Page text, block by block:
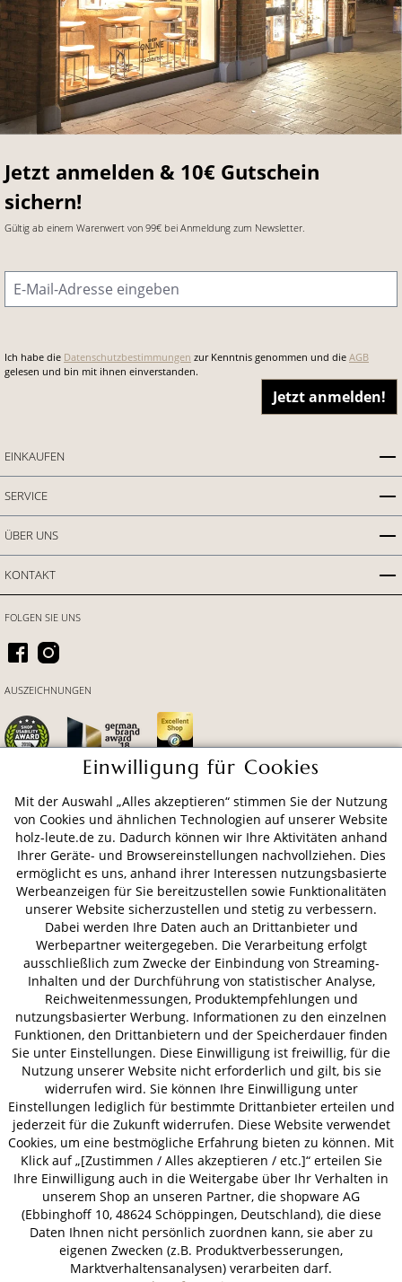
Jetzt anmelden & 10€ Gutschein
sichern!
Gültig ab einem Warenwert von 99€ bei Anmeldung zum Newsletter.
E-Mail-Adresse
Ich habe die Datenschutzbestimmungen zur Kenntnis genommen und die AGB
gelesen und bin mit ihnen einverstanden.
Jetzt anmelden!
EINKAUFEN
SERVICE
ÜBER UNS
KONTAKT
ZAHLUNGSARTEN
VERSAND
FOLGEN SIE UNS
AUSZEICHNUNGEN
AGB Datenschutz
Impressum
© 2026 HOLZ-LEUTE
* Alle Preise inkl. gesetzl. Mehrwertsteuer zzgl.Versandkosten.
Einwilligung für Cookies
Mit der Auswahl „Alles akzeptieren“ stimmen Sie der Nutzung
von Cookies und ähnlichen Technologien auf unserer Website
holz-leute.de zu. Dadurch können wir Ihre Aktivitäten anhand
Ihrer Geräte- und Browsereinstellungen nachvollziehen. Dies
ermöglicht es uns, anhand ihrer Interessen nutzungsbasierte
Werbeanzeigen für Sie bereitzustellen sowie Funktionalitäten
unserer Website sicherzustellen und stetig zu verbessern.
Dabei werden Ihre Daten auch an Drittanbieter und
Werbepartner weitergegeben. Die Verarbeitung erfolgt
ausschließlich zum Zwecke der Einbindung von Streaming-
Inhalten und der Durchführung von statistischer Analyse,
Reichweitenmessungen, Produktempfehlungen und
nutzungsbasierter Werbung. Informationen zu den einzelnen
Funktionen, den Drittanbietern und der Speicherdauer finden
Sie unter Einstellungen. Diese Einwilligung ist freiwillig, für die
Nutzung unserer Website nicht erforderlich und gilt, bis sie
widerrufen wird. Sie können Ihre Einwilligung unter
Einstellungen lediglich für bestimmte Drittanbieter erteilen und
jederzeit für die Zukunft widerrufen. Diese Website verwendet
Cookies, um eine bestmögliche Erfahrung bieten zu können. Mit
Klick auf „[Zustimmen / Alles akzeptieren / etc.]“ erteilen Sie
Ihre Einwilligung auch in die Weitergabe über Ihr Verhalten in
unserem Shop an unseren Partner, die shopware AG
(Ebbinghoff 10, 48624 Schöppingen, Deutschland), die diese
Daten Ihnen nicht persönlich zuordnen kann, sie aber zu
eigenen Zwecken (z.B. Produktverbesserungen,
Marktverhaltensanalysen) verarbeiten darf.